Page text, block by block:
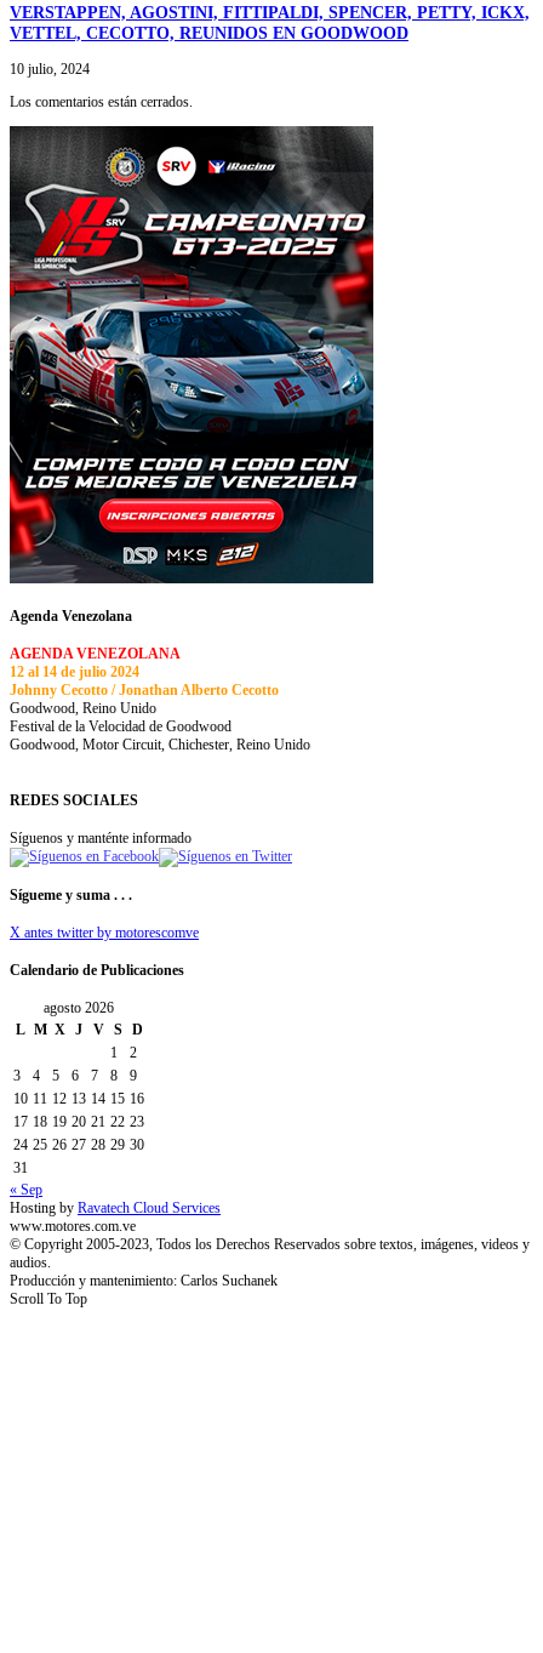
VERSTAPPEN, AGOSTINI, FITTIPALDI, SPENCER, PETTY, ICKX,
VETTEL, CECOTTO, REUNIDOS EN GOODWOOD
10 julio, 2024
Los comentarios están cerrados.
Agenda Venezolana
AGENDA VENEZOLANA
12 al 14 de julio 2024
Johnny Cecotto / Jonathan Alberto Cecotto
Goodwood, Reino Unido
Festival de la Velocidad de Goodwood
Goodwood, Motor Circuit, Chichester, Reino Unido
REDES SOCIALES
Síguenos y manténte informado
Sígueme y suma . . .
X antes twitter by motorescomve
Calendario de Publicaciones
agosto 2026
L M X J V S
D
1
2
3
4 5 6 7 8
9
10 11 12 13 14 15 16
17 18 19 20 21 22 23
24 25 26 27 28 29 30
31
« Sep
Hosting by Ravatech Cloud Services
www.motores.com.ve
© Copyright 2005-2023, Todos los Derechos Reservados sobre textos, imágenes, videos y
audios.
Producción y mantenimiento: Carlos Suchanek
Scroll To Top